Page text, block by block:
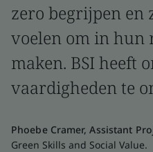
zero begrijpen en
voelen om in hun
maken. BSI heeft
vaardigheden te
Phoebe Cramer, Assistant
Green Skills and Social Value.